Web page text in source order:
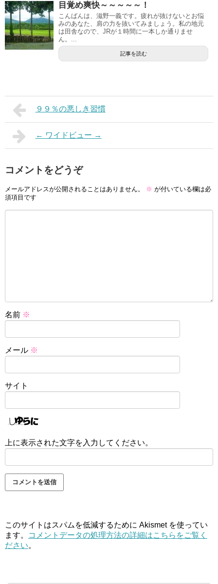
目覚め爽快～～～～～！
こんばんは、滋野一義です。疲れが抜けないとお悩
みのあなた、肩の力を抜いてみましょう。私の地元
は田舎なので、JRが１時間に一本しか通りませ
ん。...
記事を読む
９９％の悪しき習慣
← ワイドビュー →
コメントをどうぞ
メールアドレスが公開されることはありません。 ※ が付いている欄は必
須項目です
名前 ※
メール ※
サイト
上に表示された文字を入力してください。
このサイトはスパムを低減するために Akismet を使ってい
ます。
コメントデータの処理方法の詳細はこちらをご覧く
ださい。